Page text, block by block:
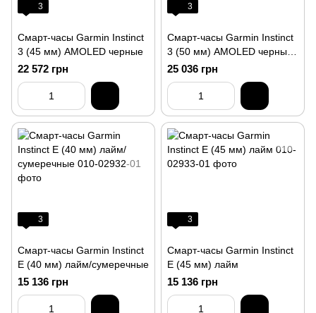
3
Смарт-часы Garmin Instinct
3 (45 мм) AMOLED черные
22 572 грн
3
Смарт-часы Garmin Instinct
3 (50 мм) AMOLED черные/
угольные
25 036 грн
3
Смарт-часы Garmin Instinct
E (40 мм) лайм/сумеречные
15 136 грн
3
Смарт-часы Garmin Instinct
E (45 мм) лайм
15 136 грн